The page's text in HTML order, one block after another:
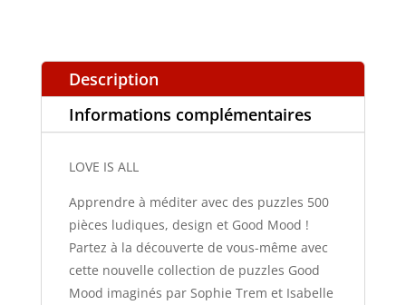
Description
Informations complémentaires
LOVE IS ALL
Apprendre à méditer avec des puzzles 500
pièces ludiques, design et Good Mood !
Partez à la découverte de vous-même avec
cette nouvelle collection de puzzles Good
Mood imaginés par Sophie Trem et Isabelle